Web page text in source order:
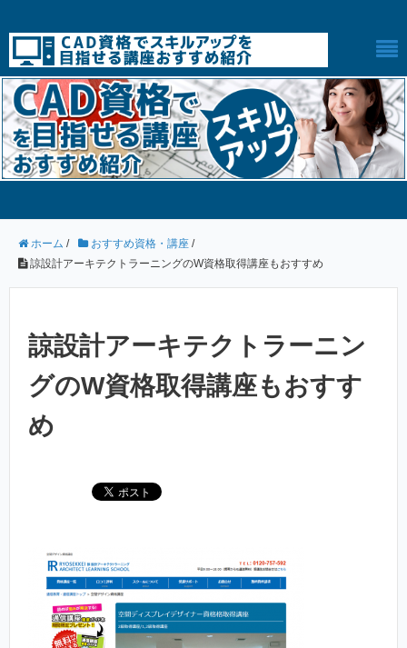
ホーム / おすすめ資格・講座 /
諒設計アーキテクトラーニングのW資格取得講座もおすすめ
諒設計アーキテクトラーニン
グのW資格取得講座もおすす
め